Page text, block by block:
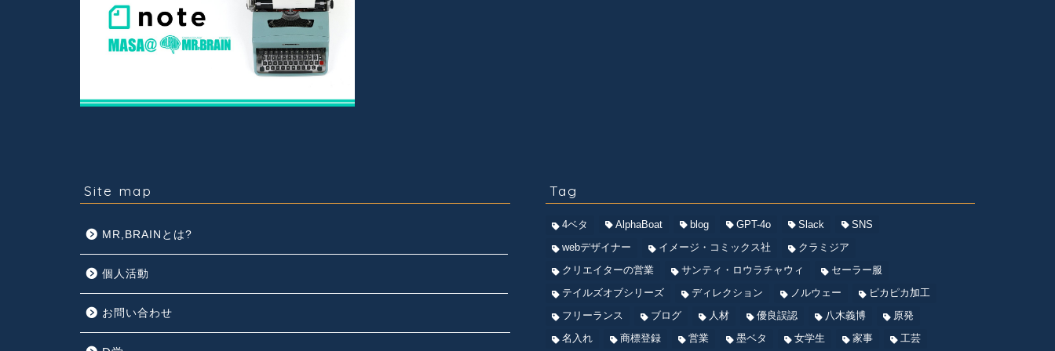
Site map
MR,BRAINとは?
個人活動
お問い合わせ
Tag
4ベタ AlphaBoat blog GPT-4o Slack
SNS
webデザイナー
イメージ・コミックス社
クラミジア
クリエイターの営業
サンティ・ロウラチャウィ
セーラー服
テイルズオブシリーズ
ディレクション ノルウェー
ピカピカ加工
フリーランス
ブログ 人材 優良誤認 八木義博
原発
名入れ
商標登録 営業 墨ベタ 女学生 家事 工芸